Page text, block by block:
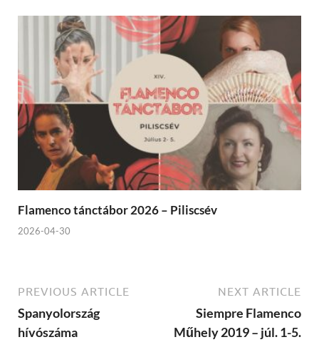
Flamenco tánctábor 2026 – Piliscsév
2026-04-30
PREVIOUS ARTICLE
Spanyolország
hívószáma
NEXT ARTICLE
Siempre Flamenco
Műhely 2019 – júl. 1-5.